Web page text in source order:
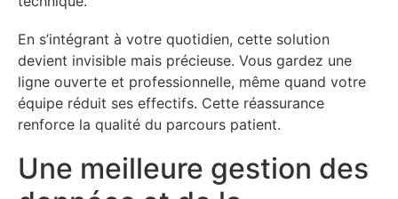
En s’intégrant à votre quotidien, cette solution
devient invisible mais précieuse. Vous gardez une
ligne ouverte et professionnelle, même quand votre
équipe réduit ses effectifs. Cette réassurance
renforce la qualité du parcours patient.
Une meilleure gestion des